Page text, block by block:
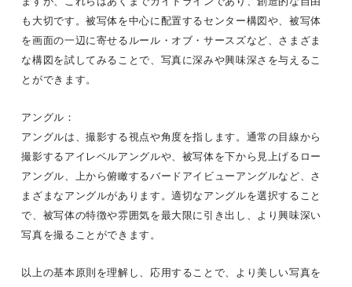
も大切です。被写体を中心に配置するセンター構図や、被写体
を画面の一辺に寄せるルール・オブ・サースズなど、さまざま
な構図を試してみることで、写真に深みや興味深さを与えるこ
とができます。
アングル：
アングルは、撮影する視点や角度を指します。通常の目線から
撮影するアイレベルアングルや、被写体を下から見上げるロー
アングル、上から俯瞰するバードアイビューアングルなど、さ
まざまなアングルがあります。適切なアングルを選択すること
で、被写体の特徴や雰囲気を最大限に引き出し、より興味深い
写真を撮ることができます。
以上の基本原則を理解し、応用することで、より美しい写真を